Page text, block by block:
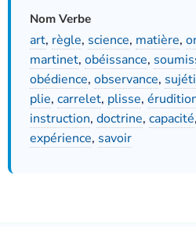
Nom Verbe
art, règle, science, matière,
martinet, obéissance,
obédience, observance,
plie, carrelet, plisse,
instruction, doctrine, capacité,
expérience, savoir